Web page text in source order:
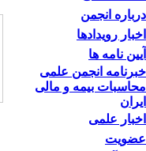
درباره انجمن
اخبار رویدادها
آیین نامه ها
خبرنامه انجمن علمی
محاسبات بیمه و مالی
ایران
اخبار علمی
عضویت